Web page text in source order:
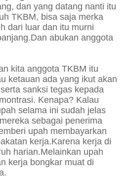
dan yang datang nanti itu
TKBM, bisa saja merka
dari luar dan itu murni
abukan anggota
kita anggota TKBM itu
ketauan ada yang ikut akan
sanksi tegas kepada
Kenapa? Kalau
selama ini sudah jelas
sebagai penerima
upah membayarkan
kerja.Karena kerja di
harian.Melainkan upah
kerja bongkar muat di